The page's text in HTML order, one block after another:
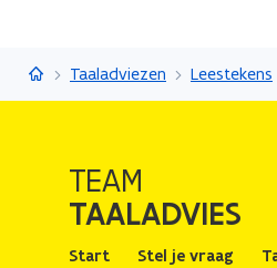
TaaladviesTaaladviezen Leestekens
TEAM
TAALADVIES
Start Stel je vraag